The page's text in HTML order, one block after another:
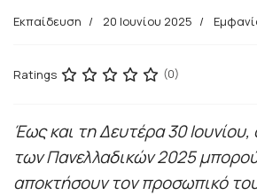
Εκπαίδευση 20 Ιουνίου 2025
Ratings (0)
Έως και τη Δευτέρα 30
των Πανελλαδικών 2025
αποκτήσουν τον προσωπικό